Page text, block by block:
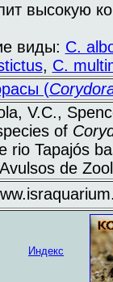
высокую
виды: C.
, C.
(
V.C.,
of
rio Tapajós
de
Индекс